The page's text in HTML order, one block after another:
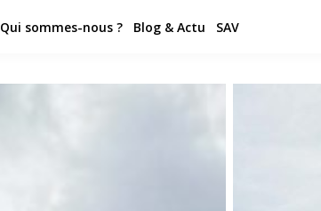
Qui sommes-nous ? Blog & Actu SAV